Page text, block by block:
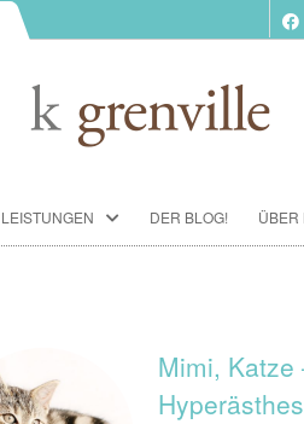
Inhalt
springen
LEISTUNGEN
FUTTERBERATUNG
DER BLOG! ÜBER
Mimi,